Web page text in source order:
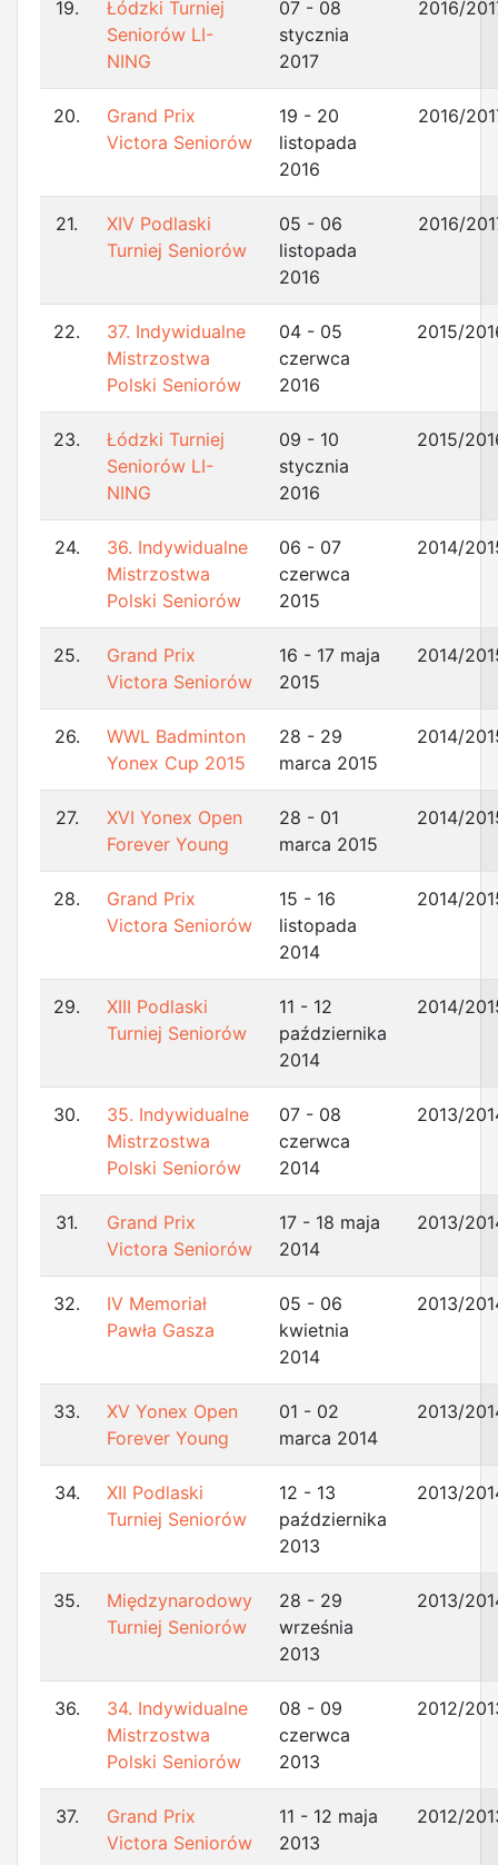
19.
Łódzki Turniej
Seniorów LI-
NING
07 - 08
stycznia
2017
2016/
20.
Grand Prix
Victora Seniorów
19 - 20
listopada
2016
2016/
21.
XIV Podlaski
Turniej Seniorów
05 - 06
listopada
2016
2016/
22.
37. Indywidualne
Mistrzostwa
Polski Seniorów
04 - 05
czerwca
2016
2015/
23.
Łódzki Turniej
Seniorów LI-
NING
09 - 10
stycznia
2016
2015/
24.
36. Indywidualne
Mistrzostwa
Polski Seniorów
06 - 07
czerwca
2015
2014/
25.
Grand Prix
Victora Seniorów
16 - 17 maja
2015
2014/
26.
WWL Badminton
Yonex Cup 2015
28 - 29
marca 2015
2014/
27.
XVI Yonex Open
Forever Young
28 - 01
marca 2015
2014/
28.
Grand Prix
Victora Seniorów
15 - 16
listopada
2014
2014/
29.
XIII Podlaski
Turniej Seniorów
11 - 12
października
2014
2014/
30.
35. Indywidualne
Mistrzostwa
Polski Seniorów
07 - 08
czerwca
2014
2013/
31.
Grand Prix
Victora Seniorów
17 - 18 maja
2014
2013/
32.
IV Memoriał
Pawła Gasza
05 - 06
kwietnia
2014
2013/
33.
XV Yonex Open
Forever Young
01 - 02
marca 2014
2013/
34.
XII Podlaski
Turniej Seniorów
12 - 13
października
2013
2013/
35.
Międzynarodowy
Turniej Seniorów
28 - 29
września
2013
2013/
36.
34. Indywidualne
Mistrzostwa
Polski Seniorów
08 - 09
czerwca
2013
2012/
37.
Grand Prix
Victora Seniorów
11 - 12 maja
2013
2012/